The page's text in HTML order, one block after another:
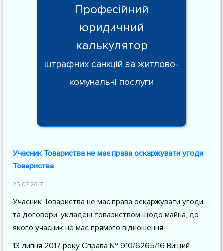
Професійний
юридичний
калькулятор
штрафних санкцій за житлово-
комунальні послуги
Учасник Товариства не має права оскаржувати угоди
Товариства
25.07.2017
Учасник Товариства не має права оскаржувати угоди
та договори, укладені товариством щодо майна, до
якого учасник не має прямого відношення.
13 липня 2017 року Справа № 910/6265/16 Вищий